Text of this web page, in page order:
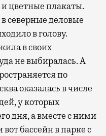
цветные плакаты.
северные деловые
в голову.
в своих
не выбиралась. А
по
оказалась в числе
у которых
дня, а вместе с ними
бассейн в парке с